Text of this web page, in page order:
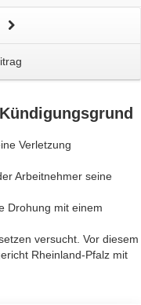
Verletzung
Arbeitnehmer seine
Drohung mit einem
versucht. Vor diesem
Rheinland-Pfalz mit